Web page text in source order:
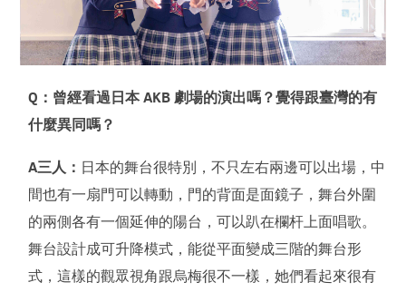
Q：曾經看過日本 AKB 劇場的演出嗎？覺得跟臺灣的有
什麼異同嗎？
A三人： 日本的舞台很特別，不只左右兩邊可以出場，中
間也有一扇門可以轉動，門的背面是面鏡子，舞台外圍
的兩側各有一個延伸的陽台，可以趴在欄杆上面唱歌。
舞台設計成可升降模式，能從平面變成三階的舞台形
式，這樣的觀眾視角跟烏梅很不一樣，她們看起來很有